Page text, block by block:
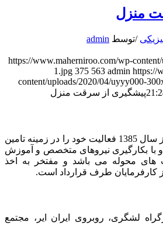
منزل
/توسط admin
https://www.maherniroo.com/wp-
1.jpg 375 563 admin https://
content/uploads/2020/04/uyyy000-
پیشگیری از سرقت منزل
شرکت ماهر نیرو پارسا از سال 1385 فعالیت خود را در زمینه تامین
و با بکارگیری نیروهای متخصص و آموزش
های محوله می باشد و مفتخر به اخذ
کارفرمایان طرف قرارداد است.
لشگری، روبروی ایران ایر، مجتمع